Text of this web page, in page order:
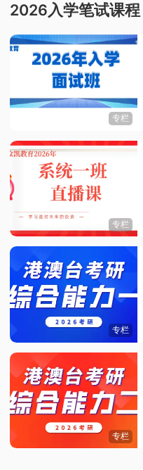
2026入学笔试课程
专栏
专栏
专栏
专栏